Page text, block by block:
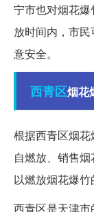
宁市也对烟花
放时间内，市
意安全。
西青区烟花
根据西青区烟
自燃放、销售
以燃放烟花爆竹
西青区是天津